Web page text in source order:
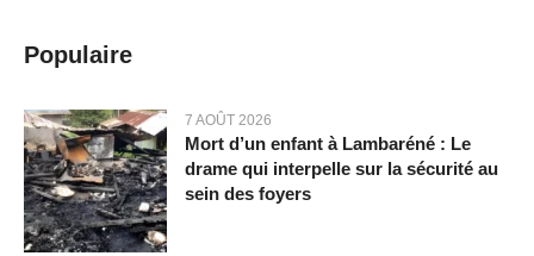
Populaire
7 AOÛT 2026
Mort d’un enfant à Lambaréné : Le
drame qui interpelle sur la sécurité au
sein des foyers